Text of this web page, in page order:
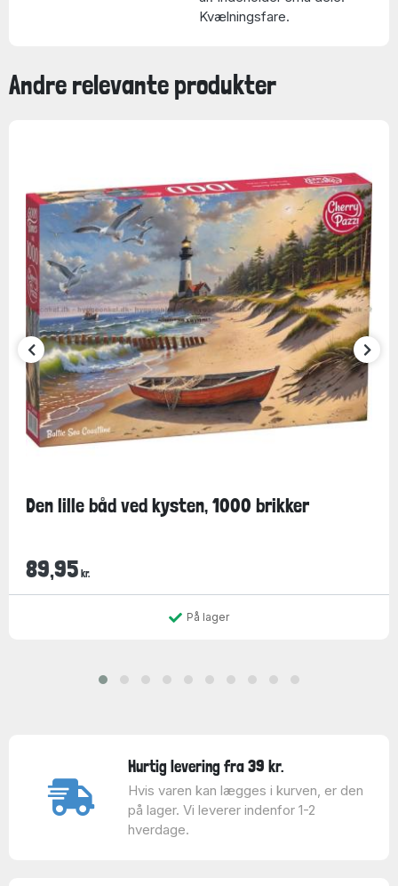
Kvælningsfare.
Andre relevante produkter
Den lille båd ved kysten, 1000 brikker
89,95 kr.
På lager
Hurtig levering fra 39 kr.
Hvis varen kan lægges i kurven, er den
på lager. Vi leverer indenfor 1-2
hverdage.